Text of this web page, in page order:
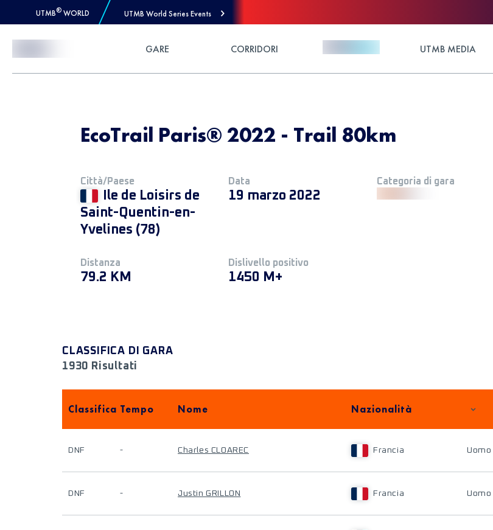
UTMB® WORLD UTMB World Series Events
GARE CORRIDORI UTMB MEDIA
EcoTrail Paris® 2022 - Trail 80km
Città/Paese
Ile de Loisirs de
Saint-Quentin-en-
Yvelines (78)
Data
19 marzo 2022
Categoria di gara
Distanza
79.2 KM
Dislivello positivo
1450 M+
CLASSIFICA DI GARA
1930 Risultati
Classifica Tempo Nome Nazionalità
DNF - Charles CLOAREC Francia Uomo
DNF - Justin GRILLON Francia Uomo